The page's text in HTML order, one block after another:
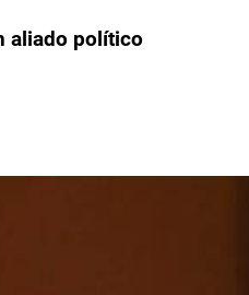
aliado político